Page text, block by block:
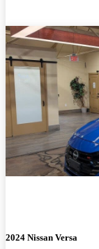
2024 Nissan Versa